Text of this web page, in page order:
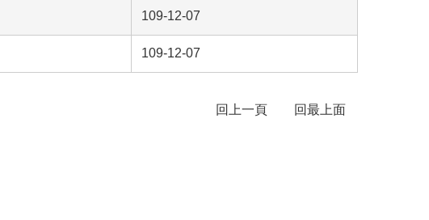
109-12-07
109-12-07
回上一頁 回最上面